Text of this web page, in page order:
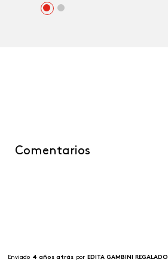
Comentarios
Enviado 4 años atrás por EDITA GAMBINI REGALADO